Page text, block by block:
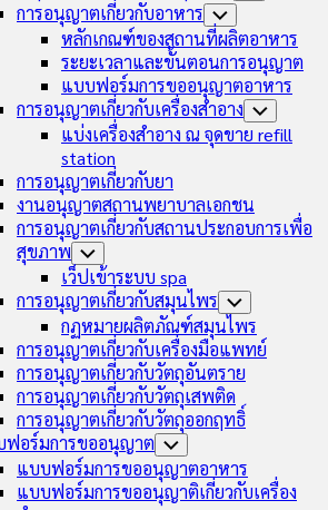
การอนุญาตเกี่ยวกับอาหาร Toggle
Child
Menu
หลักเกณฑ์ของสถานที่ผลิตอาหาร
ระยะเวลาและขั้นตอนการอนุญาต
แบบฟอร์มการขออนุญาตอาหาร
การอนุญาตเกี่ยวกับเครื่องสำอาง Toggle
Child
Menu
แบ่งเครื่องสำอาง ณ จุดขาย refill
station
การอนุญาตเกี่ยวกับยา
งานอนุญาตสถานพยาบาลเอกชน
การอนุญาตเกี่ยวกับสถานประกอบการเพื่อ
สุขภาพ Toggle
Child
Menu
เว็ปเข้าระบบ spa
การอนุญาตเกี่ยวกับสมุนไพร Toggle
Child
Menu
กฏหมายผลิตภัณฑ์สมุนไพร
การอนุญาตเกี่ยวกับเครื่องมือแพทย์
การอนุญาตเกี่ยวกับวัตถุอันตราย
การอนุญาตเกี่ยวกับวัตถุเสพติด
การอนุญาตเกี่ยวกับวัตถุออกฤทธิ์
ฟอร์มการขออนุญาต Toggle
Child
Menu
แบบฟอร์มการขออนุญาตอาหาร
แบบฟอร์มการขออนุญาติเกี่ยวกับเครื่อง